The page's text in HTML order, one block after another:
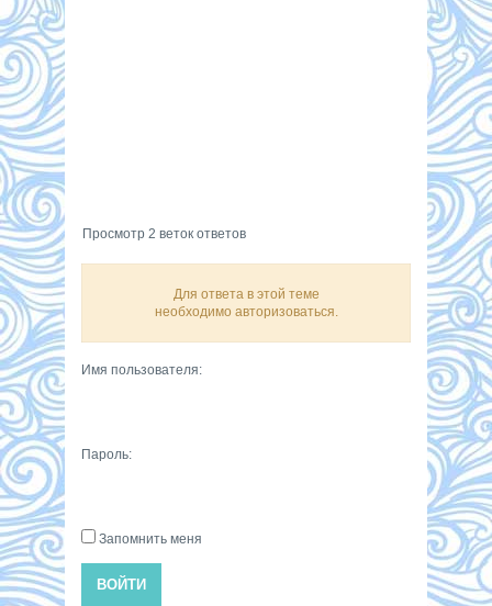
Просмотр 2 веток ответов
Для ответа в этой теме
необходимо авторизоваться.
Имя пользователя:
Пароль:
Запомнить меня
ВОЙТИ